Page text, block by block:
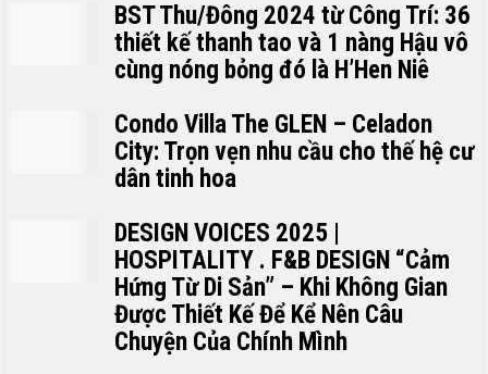
BST Thu/Đông 2024 từ Công Trí: 36
thiết kế thanh tao và 1 nàng Hậu vô
cùng nóng bỏng đó là H’H­­­­en Niê
Condo Villa The GLEN – Celadon
City: Trọn vẹn nhu cầu cho thế hệ cư
dân tinh hoa
DESIGN VOICES 2025 |
HOSPITALITY . F&B DESIGN “Cảm
Hứng Từ Di Sản” – Khi Không Gian
Được Thiết Kế Để Kể Nên Câu
Chuyện Của Chính Mình